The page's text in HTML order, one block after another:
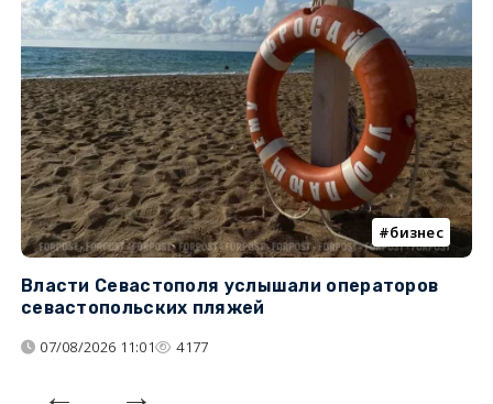
бизнес
Власти Севастополя услышали операторов
севастопольских пляжей
07/08/2026 11:01 4177